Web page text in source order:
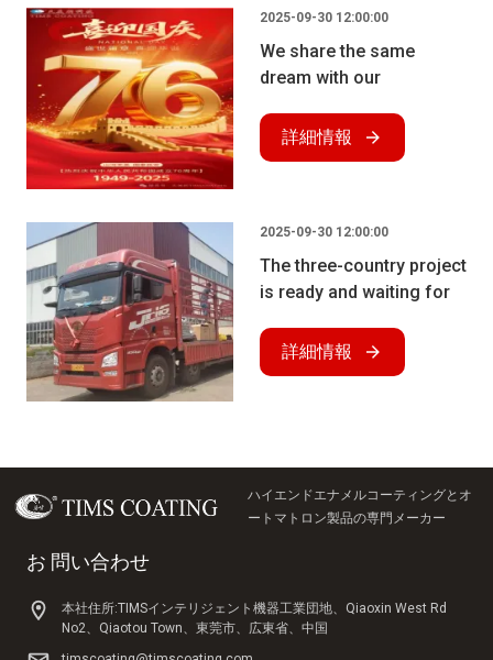
2025-09-30 12:00:00
We share the same
dream with our
詳細情報
2025-09-30 12:00:00
The three-country project
is ready and waiting for
詳細情報
ハイエンドエナメルコーティングとオ
ートマトロン製品の専門メーカー
お 問い合わせ
本社住所:TIMSインテリジェント機器工業団地、Qiaoxin West Rd
No2、Qiaotou Town、東莞市、広東省、中国